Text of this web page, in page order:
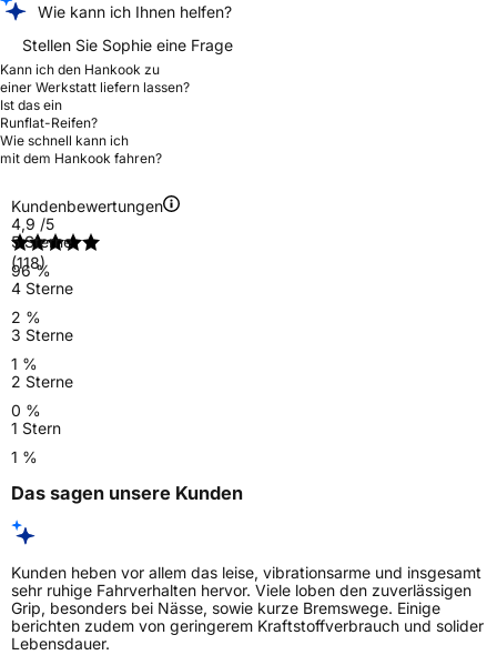
Wie kann ich Ihnen helfen?
Stellen Sie Sophie eine Frage
Kann ich den Hankook zu
einer Werkstatt liefern lassen?
Ist das ein
Runflat-Reifen?
Wie schnell kann ich
mit dem Hankook fahren?
Kundenbewertungen
4,9 /5
(118)
5 Sterne
96 %
4 Sterne
2 %
3 Sterne
1 %
2 Sterne
0 %
1 Stern
1 %
Das sagen unsere Kunden
Kunden heben vor allem das leise, vibrationsarme und insgesamt
sehr ruhige Fahrverhalten hervor. Viele loben den zuverlässigen
Grip, besonders bei Nässe, sowie kurze Bremswege. Einige
berichten zudem von geringerem Kraftstoffverbrauch und solider
Lebensdauer.